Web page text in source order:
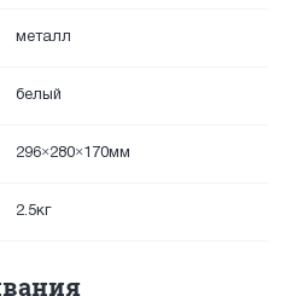
металл
белый
296×280×170мм
2.5кг